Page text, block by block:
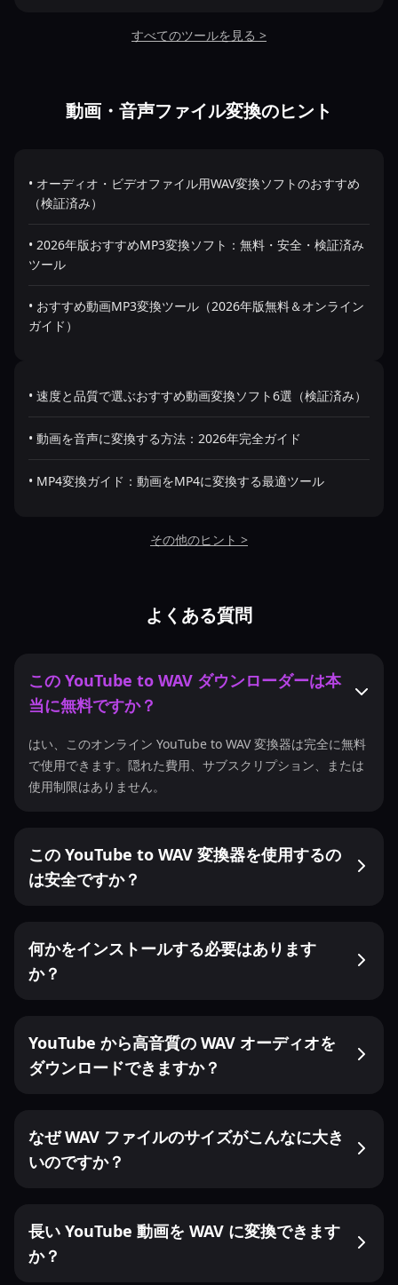
すべてのツールを見る >
動画・音声ファイル変換のヒント
• オーディオ・ビデオファイル用WAV変換ソフトのおすすめ
（検証済み）
• 2026年版おすすめMP3変換ソフト：無料・安全・検証済み
ツール
• おすすめ動画MP3変換ツール（2026年版無料＆オンライン
ガイド）
• 速度と品質で選ぶおすすめ動画変換ソフト6選（検証済み）
• 動画を音声に変換する方法：2026年完全ガイド
• MP4変換ガイド：動画をMP4に変換する最適ツール
その他のヒント >
よくある質問
この YouTube to WAV ダウンローダーは本
当に無料ですか？
はい、このオンライン YouTube to WAV 変換器は完全に無料
で使用できます。隠れた費用、サブスクリプション、または
使用制限はありません。
この YouTube to WAV 変換器を使用するの
は安全ですか？
何かをインストールする必要はあります
か？
YouTube から高音質の WAV オーディオを
ダウンロードできますか？
なぜ WAV ファイルのサイズがこんなに大き
いのですか？
長い YouTube 動画を WAV に変換できます
か？